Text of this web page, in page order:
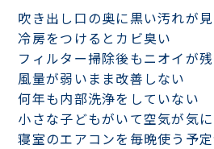
吹き出し口の奥に黒い汚れが
冷房をつけるとカビ臭い
フィルター掃除後もニオイが
風量が弱いまま改善しない
何年も内部洗浄をしていない
小さな子どもがいて空気が気
寝室のエアコンを毎晩使う予